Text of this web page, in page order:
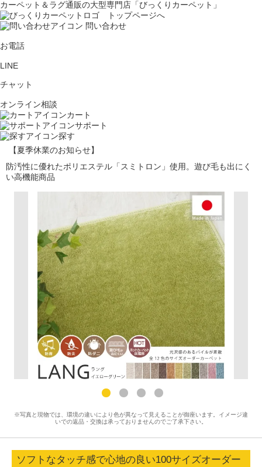
カーペット＆ラグ通販の大型専門店「びっくりカーペット」
問い合わせ
お電話
LINE
チャット
オンライン相談
カート
サポート
探す
【夏季休業のお知らせ】
防汚性に優れたポリエステル「スミトロン」使用。遊び毛も出にく
い高機能商品
※写真と現物では、環境の違いにより色が異なって見えることが御座います。イメージ違
いでの返品・交換は承っておりませんのでご了承下さい。
ソフトなタッチ感で心地の良い100サイズオーダー